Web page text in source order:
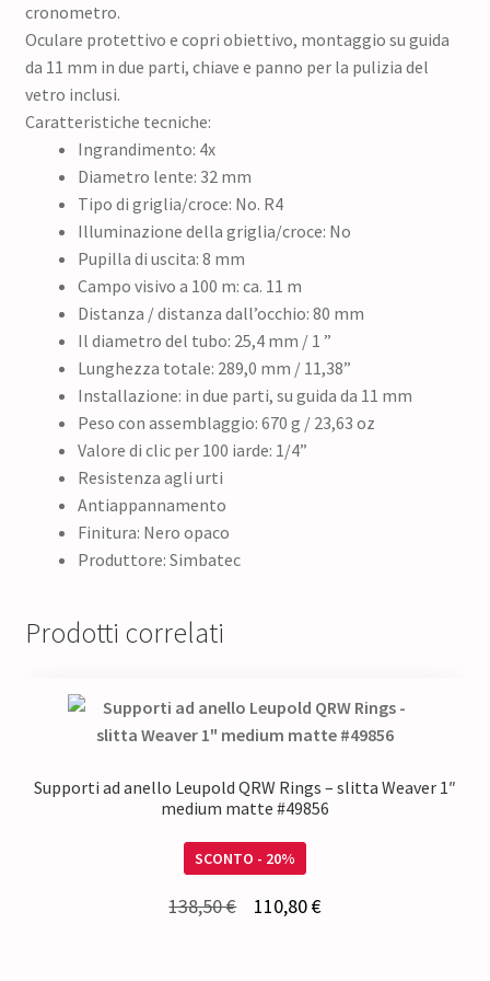
cronometro.
Oculare protettivo e copri obiettivo, montaggio su guida
da 11 mm in due parti, chiave e panno per la pulizia del
vetro inclusi.
Caratteristiche tecniche:
Ingrandimento: 4x
Diametro lente: 32 mm
Tipo di griglia/croce: No. R4
Illuminazione della griglia/croce: No
Pupilla di uscita: 8 mm
Campo visivo a 100 m: ca. 11 m
Distanza / distanza dall’occhio: 80 mm
Il diametro del tubo: 25,4 mm / 1 ”
Lunghezza totale: 289,0 mm / 11,38”
Installazione: in due parti, su guida da 11 mm
Peso con assemblaggio: 670 g / 23,63 oz
Valore di clic per 100 iarde: 1/4”
Resistenza agli urti
Antiappannamento
Finitura: Nero opaco
Produttore: Simbatec
Prodotti correlati
Supporti ad anello Leupold QRW Rings – slitta Weaver 1″
medium matte #49856
SCONTO - 20%
138,50€ 110,80€Il